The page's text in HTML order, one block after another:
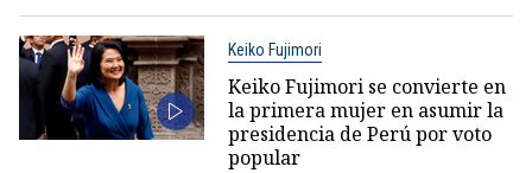
Keiko Fujimori
Keiko Fujimori se convierte en
la primera mujer en asumir la
presidencia de Perú por voto
popular